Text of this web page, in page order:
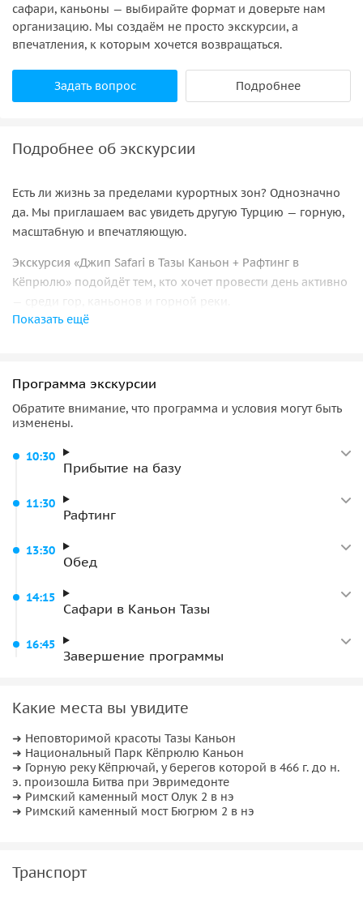
сафари, каньоны — выбирайте формат и доверьте нам
организацию. Мы создаём не просто экскурсии, а
впечатления, к которым хочется возвращаться.
Задать вопрос Подробнее
Подробнее об экскурсии
Есть ли жизнь за пределами курортных зон? Однозначно
да. Мы приглашаем вас увидеть другую Турцию — горную,
масштабную и впечатляющую.
Экскурсия «Джип Safari в Тазы Каньон + Рафтинг в
Кёпрюлю» подойдёт тем, кто хочет провести день активно
— среди гор, каньонов и горной реки.
каньона Тазы — двух природных локаций национального
парка. Сюда приезжают за красивыми пейзажами,
активным отдыхом и ощущением масштаба природы.
Первая часть дня — рафтинг по реке Кёпрючай. Маршрут
проходит через ущелья и пороги лёгкой сложности,
поэтому подходит как для новичков, так и для тех, кто уже
пробовал сплав.
Во второй половине дня — подъём по горному серпантину
к каньону Тазы. Часть дороги проходит по неровному
подготовленные автомобили. Со смотровой площадки,
панорама долины — к нижней части каньона доступа нет,
поэтому природный ландшафт там остаётся практически
Это тур, в котором сочетаются рафтинг, джип-сафари и
посещение двух каньонов за один день — активный
формат с яркими видами и впечатлениями.
Показать ещё
Программа экскурсии
Обратите внимание, что программа и условия могут быть
изменены.
10:30
Прибытие на базу
11:30
Рафтинг
13:30
Обед
14:15
Сафари в Каньон Тазы
16:45
Завершение программы
Какие места вы увидите
➜ Неповторимой красоты Тазы Каньон
➜ Национальный Парк Кёпрюлю Каньон
➜ Горную реку Кёпрючай, у берегов которой в 466 г. до н.
э. произошла Битва при Эвримедонте
➜ Римский каменный мост Олук 2 в нэ
➜ Римский каменный мост Бюгрюм 2 в нэ
Транспорт